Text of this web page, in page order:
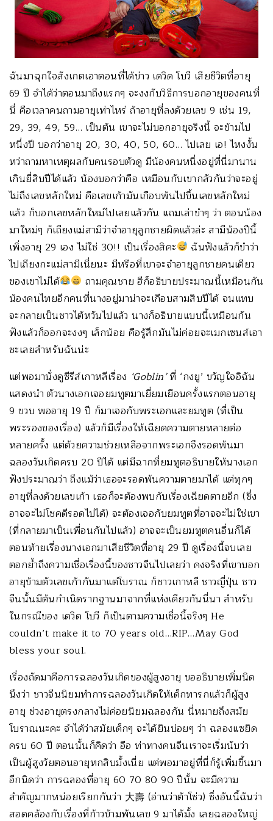
ฉันมาฉุกใจสังเกตเอาตอนที่ได้ข่าว เดวิด โบวี เสียชีวิตที่อายุ
69 ปี จำได้ว่าตอนมาถึงแรกๆ จะงงกับวิธีการบอกอายุของคนที่
นี่ คือเวลาคนถามอายุเท่าไหร่ ถ้าอายุที่ลงด้วยเลข 9 เช่น 19,
29, 39, 49, 59… เป็นต้น เขาจะไม่บอกอายุจริงนี้ จะข้ามไป
หนึ่งปี บอกว่าอายุ 20, 30, 40, 50, 60… ไปเลย เอ! ไหงงั้น
หว่าถามหาเหตุผลกับคนรอบตัวดู มีน้องคนหนึ่งอยู่ที่นี่มานาน
เกินยี่สิบปีได้แล้ว น้องบอกว่าคือ เหมือนกับเขากลัวกันว่าจะอยู่
ไม่ถึงเลขหลักใหม่ คือเลขเก้ามันเกือบพ้นไปขึ้นเลขหลักใหม่
แล้ว ก็บอกเลขหลักใหม่ไปเลยแล้วกัน แถมเล่าขำๆ ว่า ตอนน้อง
มาใหม่ๆ ก็เถียงแม่สามีว่าจำอายุลูกชายผิดแล้วล่ะ สามีน้องปีนี้
เพิ่งอายุ 29 เอง ไม่ใช่ 30!! เป็นเรื่องสิคะ
ฉันฟังแล้วก็ขำว่า
ไปเถียงกะแม่สามีเนี่ยนะ มีหรือที่เขาจะจำอายุลูกชายคนเดียว
ของเขาไม่ได้
ถามคุณชาย ฮีก็อธิบายประมาณนี้เหมือนกัน
น้องคนไทยอีกคนที่นางอยู่มาน่าจะเกือบสามสิบปีได้ จนแทบ
จะกลายเป็นชาวไต้หวันไปแล้ว นางก็อธิบายแบบนี้เหมือนกัน
ฟังแล้วก็ออกจะงงๆ เล็กน้อย คือรู้สึกมันไม่ค่อยจะเมกเซนส์เอา
ซะเลยสำหรับฉันน่ะ
แต่พอมานั่งดูซีรีส์เกาหลีเรื่อง ‘Goblin’ที่ ‘กงยู’ ขวัญใจอิฉัน
แสดงนำ ตัวนางเอกเจอยมทูตมาเยี่ยมเยือนครั้งแรกตอนอายุ
9 ขวบ พออายุ 19 ปี ก็มาเจอกับพระเอกและยมทูต (ที่เป็น
พระรองของเรื่อง) แล้วก็มีเรื่องให้เฉียดความตายหลายต่อ
หลายครั้ง แต่ด้วยความช่วยเหลือจากพระเอกจึงรอดพ้นมา
ฉลองวันเกิดครบ 20 ปีได้ แต่มีฉากที่ยมทูตอธิบายให้นางเอก
ฟังประมาณว่า ถึงแม้ว่าเธอจะรอดพ้นความตายมาได้ แต่ทุกๆ
อายุที่ลงด้วยเลขเก้า เธอก็จะต้องพบกับเรื่องเฉียดตายอีก (ซึ่ง
อาจจะไม่โชคดีรอดไปได้) จะต้องเจอกับยมทูตที่อาจจะไม่ใช่เขา
(ที่กลายมาเป็นเพื่อนกันไปแล้ว) อาจจะเป็นยมทูตคนอื่นก็ได้
ตอนท้ายเรื่องนางเอกมาเสียชีวิตที่อายุ 29 ปี ดูเรื่องนี้จบเลย
ตอกย้ำถึงความเชื่อเรื่องนี้ของชาวจีนไปเลยว่า คงจริงที่เขาบอก
อายุข้ามตัวเลขเก้ากันมาแต่โบราณ ก็ชาวเกาหลี ชาวญี่ปุ่น ชาว
จีนนั้นมีต้นกำเนิดรากฐานมาจากที่แห่งเดียวกันนี่นา สำหรับ
ในกรณีของ เดวิด โบวี ก็เป็นตามความเชื่อนี้จริงๆ He
couldn’t make it to 70 years old…RIP…May God
bless your soul.
เรื่องถัดมาคือการฉลองวันเกิดของผู้สูงอายุ ขออธิบายเพิ่มนิด
นึงว่า ชาวจีนนิยมทำการฉลองวันเกิดให้เด็กทารกแล้วก็ผู้สูง
อายุ ช่วงอายุตรงกลางไม่ค่อยนิยมฉลองกัน นี่หมายถึงสมัย
โบราณนะคะ จำได้ว่าสมัยเด็กๆ จะได้ยินบ่อยๆ ว่า ฉลองแซยิด
ครบ 60 ปี ตอนนั้นก็คิดว่า อือ ท่าทางคนจีนเราจะเริ่มนับว่า
เป็นผู้สูงวัยตอนอายุหกสิบมั้งเนี่ย แต่พอมาอยู่ที่นี่ก็รู้เพิ่มขึ้นมา
อีกนิดว่า การฉลองที่อายุ 60 70 80 90 ปีนั้น จะมีความ
สำคัญมากหน่อยเรียกกันว่า 大壽 (อ่านว่าต้าโซ่ว) ซึ่งอันนี้ฉันว่า
สอดคล้องกับเรื่องที่ก้าวข้ามพ้นเลข 9 มาได้มั้ง เลยฉลองใหญ่